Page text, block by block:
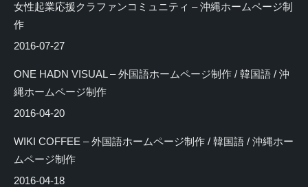
女性起業応援クラファンコミュニティ – 沖縄ホームページ制
作
2016-07-27
ONE HADN VISUAL – 外国語ホームページ制作 / 韓国語 / 沖
縄ホームページ制作
2016-04-20
WIKI COFFEE – 外国語ホームページ制作 / 韓国語 / 沖縄ホー
ムページ制作
2016-04-18